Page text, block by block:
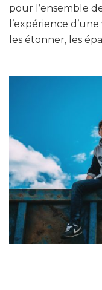
pour l’ensemble
l’expérience
les étonner, les